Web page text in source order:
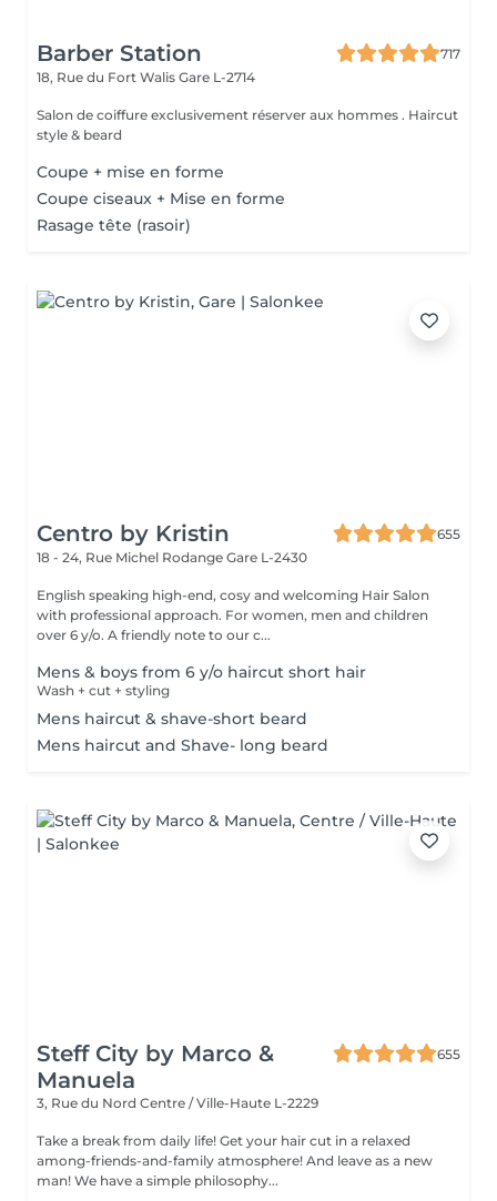
Barber Station
717
18, Rue du Fort Walis Gare L-2714
Salon de coiffure exclusivement réserver aux hommes . Haircut
style & beard
Coupe + mise en forme
Coupe ciseaux + Mise en forme
Rasage tête (rasoir)
Centro by Kristin
655
18 - 24, Rue Michel Rodange Gare L-2430
English speaking high-end, cosy and welcoming Hair Salon
with professional approach. For women, men and children
over 6 y/o. A friendly note to our c...
Mens & boys from 6 y/o haircut short hair
Wash + cut + styling
Mens haircut & shave-short beard
Mens haircut and Shave- long beard
Steff City by Marco &
Manuela
655
3, Rue du Nord Centre / Ville-Haute L-2229
Take a break from daily life! Get your hair cut in a relaxed
among-friends-and-family atmosphere! And leave as a new
man! We have a simple philosophy...